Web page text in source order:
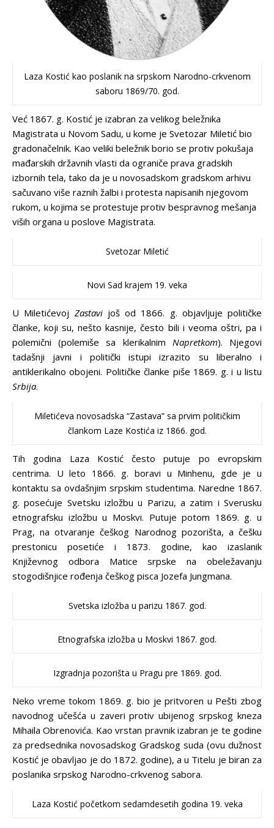
Laza Kostić kao poslanik na srpskom Narodno-crkvenom
saboru 1869/70. god.
Već 1867. g. Kostić je izabran za velikog beležnika
Magistrata u Novom Sadu, u kome je Svetozar Miletić bio
gradonačelnik. Kao veliki beležnik borio se protiv pokušaja
mađarskih državnih vlasti da ograniče prava gradskih
izbornih tela, tako da je u novosadskom gradskom arhivu
sačuvano više raznih žalbi i protesta napisanih njegovom
rukom, u kojima se protestuje protiv bespravnog mešanja
viših organa u poslove Magistrata.
Svetozar Miletić
Novi Sad krajem 19. veka
U Miletićevoj Zastavijoš od 1866. g. objavljuje političke
članke, koji su, nešto kasnije, često bili i veoma oštri, pa i
polemični (polemiše sa klerikalnim Napretkom). Njegovi
tadašnji javni i politički istupi izrazito su liberalno i
antiklerikalno obojeni. Političke članke piše 1869. g. i u listu
Srbija.
Miletićeva novosadska “Zastava” sa prvim političkim
člankom Laze Kostića iz 1866. god.
Tih godina Laza Kostić često putuje po evropskim
centrima. U leto 1866. g. boravi u Minhenu, gde je u
kontaktu sa ovdašnjim srpskim studentima. Naredne 1867.
g. posećuje Svetsku izložbu u Parizu, a zatim i Sverusku
etnografsku izložbu u Moskvi. Putuje potom 1869. g. u
Prag, na otvaranje češkog Narodnog pozorišta, a češku
prestonicu posetiće i 1873. godine, kao izaslanik
Književnog odbora Matice srpske na obeležavanju
stogodišnjice rođenja češkog pisca Jozefa Jungmana.
Svetska izložba u parizu 1867. god.
Etnografska izložba u Moskvi 1867. god.
Izgradnja pozorišta u Pragu pre 1869. god.
Neko vreme tokom 1869. g. bio je pritvoren u Pešti zbog
navodnog učešća u zaveri protiv ubijenog srpskog kneza
Mihaila Obrenovića. Kao vrstan pravnik izabran je te godine
za predsednika novosadskog Gradskog suda (ovu dužnost
Kostić je obavljao je do 1872. godine), a u Titelu je biran za
poslanika srpskog Narodno-crkvenog sabora.
Laza Kostić početkom sedamdesetih godina 19. veka